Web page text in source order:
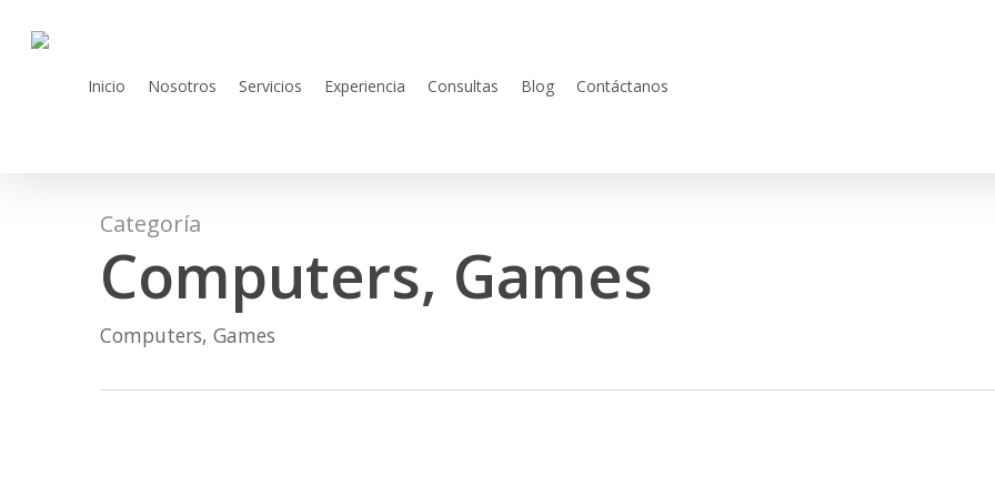
Inicio Nosotros Servicios Experiencia Consultas Blog Contáctanos
Categoría
Computers, Games
Computers, Games